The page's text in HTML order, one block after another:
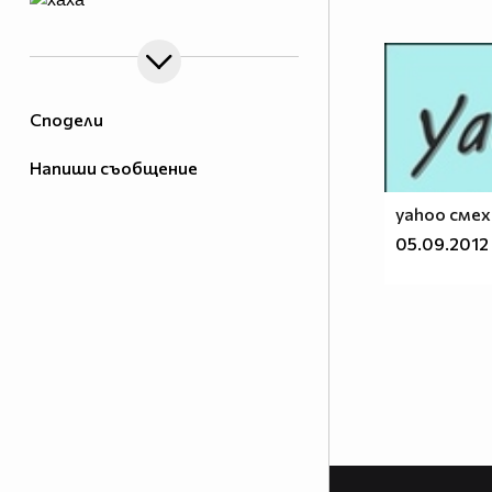
Сподели
Напиши съобщение
yahoo смех
05.09.2012